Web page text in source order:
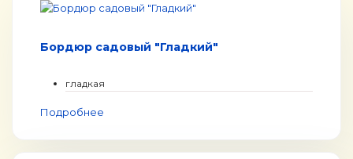
Бордюр садовый "Гладкий"
гладкая
Подробнее